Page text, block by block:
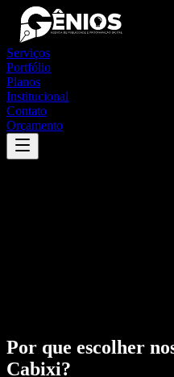
Serviços
Portfólio
Planos
Institucional
Contato
Orçamento
Por que escolher
Cabixi?